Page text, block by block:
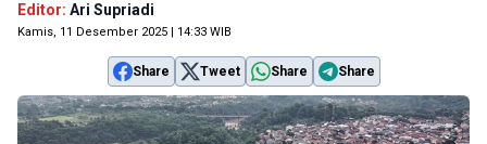
Editor: Ari Supriadi
Kamis, 11 Desember 2025 | 14:33 WIB
Share Tweet Share Share